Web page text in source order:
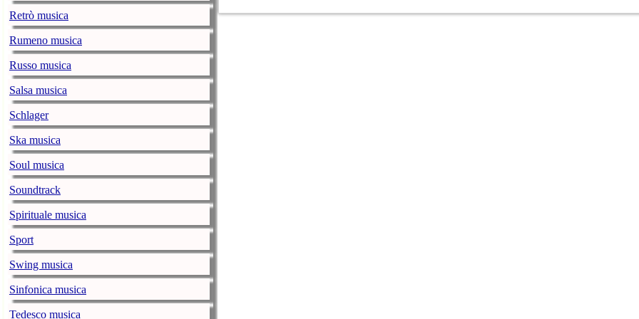
Retrò musica
Rumeno musica
Russo musica
Salsa musica
Schlager
Ska musica
Soul musica
Soundtrack
Spirituale musica
Sport
Swing musica
Sinfonica musica
Tedesco musica
Covid.